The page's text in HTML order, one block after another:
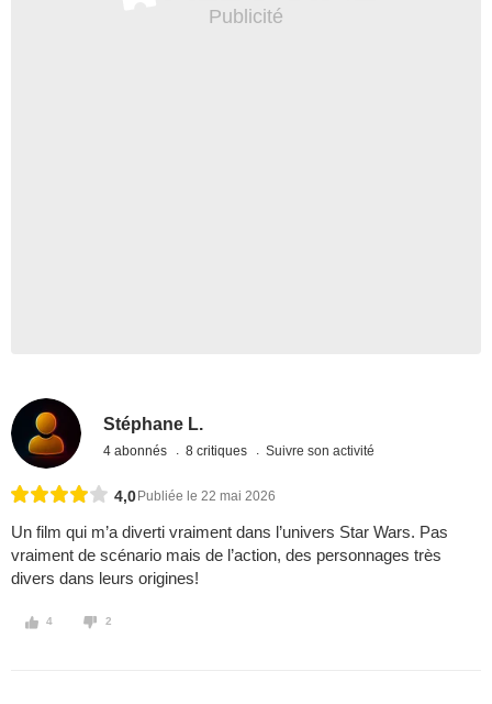
Stéphane L.
4 abonnés 8 critiques Suivre son activité
4,0 Publiée le 22 mai 2026
Un film qui m’a diverti vraiment dans l’univers Star Wars. Pas
vraiment de scénario mais de l’action, des personnages très
divers dans leurs origines!
4 2